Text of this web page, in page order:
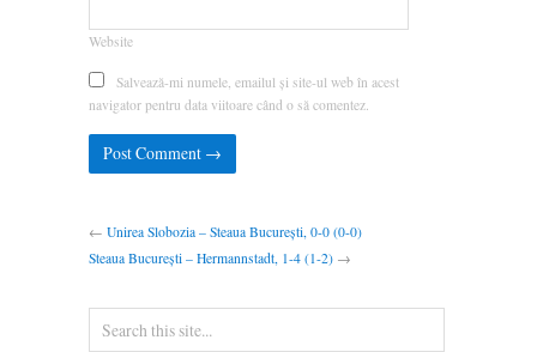
Website
Salvează-mi numele, emailul și site-ul web în acest
navigator pentru data viitoare când o să comentez.
← Unirea Slobozia – Steaua București, 0-0 (0-0)
Steaua București – Hermannstadt, 1-4 (1-2) →